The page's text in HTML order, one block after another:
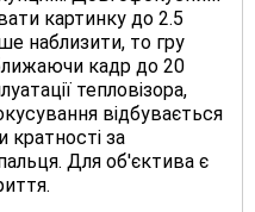
картинку до 2.5
наблизити, то гру
кадр до 20
тепловізора,
відбувається
кратності за
Для об'єктива є